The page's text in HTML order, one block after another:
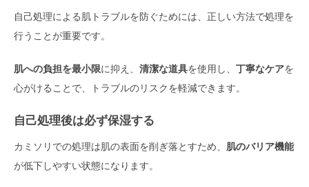
自己処理による肌トラブルを防ぐためには、正しい方法で処理を
行うことが重要です。
肌への負担を最小限に抑え、 清潔な道具を使用し、 丁寧なケアを
心がけることで、トラブルのリスクを軽減できます。
自己処理後は必ず保湿する
カミソリでの処理は肌の表面を削ぎ落とすため、 肌のバリア機能
が低下しやすい状態になります。